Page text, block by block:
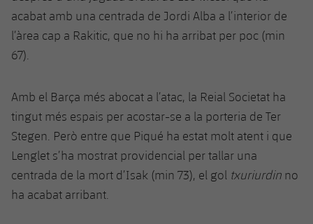
acabat amb una centrada de Jordi Alba a l’interior de
l’àrea cap a Rakitic, que no hi ha arribat per poc (min
67).
Amb el Barça més abocat a l’atac, la Reial Societat ha
tingut més espais per acostar-se a la porteria de Ter
Stegen. Però entre que Piqué ha estat molt atent i que
Lenglet s’ha mostrat providencial per tallar una
centrada de la mort d’Isak (min 73), el gol txuriurdin no
ha acabat arribant.